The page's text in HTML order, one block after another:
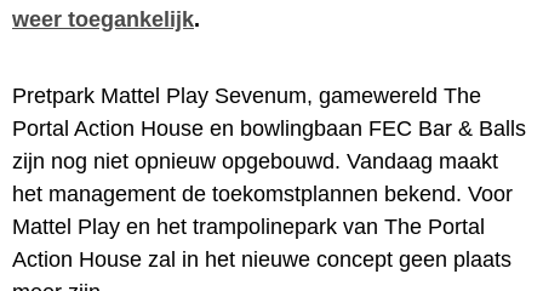
weer toegankelijk.
Pretpark Mattel Play Sevenum, gamewereld The
Portal Action House en bowlingbaan FEC Bar & Balls
zijn nog niet opnieuw opgebouwd. Vandaag maakt
het management de toekomstplannen bekend. Voor
Mattel Play en het trampolinepark van The Portal
Action House zal in het nieuwe concept geen plaats